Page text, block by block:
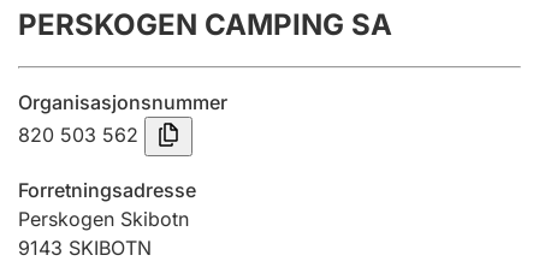
Årsregnskap
Innsending og forsinkelsesgebyr
Jeger
PERSKOGEN CAMPING SA
Organisasjonsnummer
820 503 562
Forretningsadresse
Perskogen Skibotn
9143 SKIBOTN